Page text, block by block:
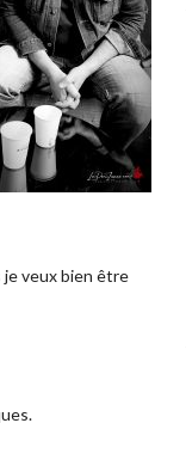
je veux bien être